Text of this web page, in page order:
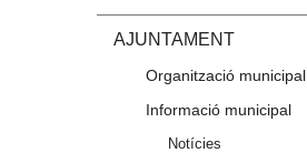
AJUNTAMENT
Organització municipal
Informació municipal
Notícies